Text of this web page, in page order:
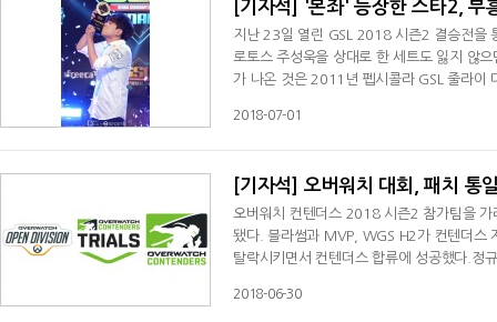
[기자석] '본좌' 등장한 스타2, 부
지난 23일 열린 GSL 2018 시즌2 결승전을
로토스 주성욱을 상대로 한 세트도 잃지 않
가 나온 것은 2011년 펩시콜라 GSL 줄라이
픈
2018-07-01
[기자석] 오버워치 대회, 패치 통
오버워치 컨텐더스 2018 시즌2 참가팀을
됐다. 블라썸과 MVP, WGS H2가 컨텐더스
탈락시키면서 컨텐더스 합류에 성공했다.정
2018-06-30